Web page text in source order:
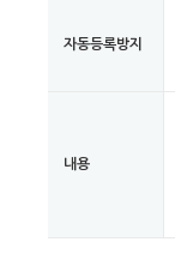
자동등록방지
내용